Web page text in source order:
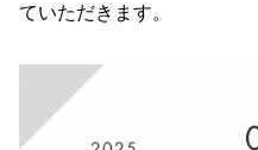
ていただきます。